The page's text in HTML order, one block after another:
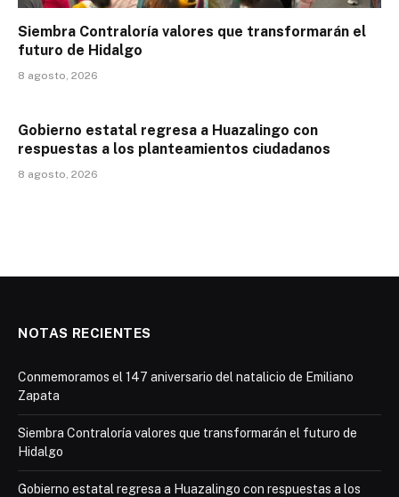
Siembra Contraloría valores que transformarán el
futuro de Hidalgo
8 agosto, 2026
Gobierno estatal regresa a Huazalingo con
respuestas a los planteamientos ciudadanos
8 agosto, 2026
NOTAS RECIENTES
Conmemoramos el 147 aniversario del natalicio de Emiliano
Zapata
Siembra Contraloría valores que transformarán el futuro de
Hidalgo
Gobierno estatal regresa a Huazalingo con respuestas a los